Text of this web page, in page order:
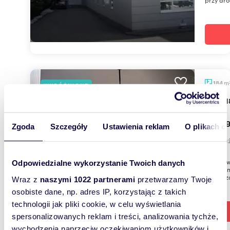
Zgoda Szczegóły Ustawienia reklam O plikach
Odpowiedzialne wykorzystanie Twoich danych
Wraz z naszymi 1022 partnerami przetwarzamy Twoje
osobiste dane, np. adres IP, korzystając z takich
technologii jak pliki cookie, w celu wyświetlania
spersonalizowanych reklam i treści, analizowania tychże,
WYRÓŻNIONE 184 m
Biuro
15
lokal